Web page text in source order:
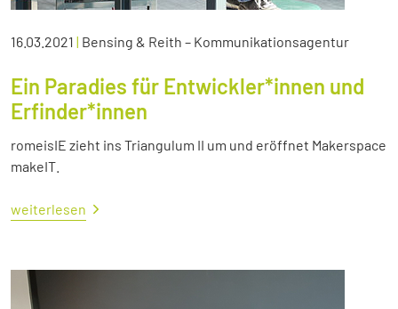
16.03.2021 | Bensing & Reith – Kommunikationsagentur
Ein Paradies für Entwickler*innen und
Erfinder*innen
romeisIE zieht ins Triangulum II um und eröffnet Makerspace
makeIT.
weiterlesen